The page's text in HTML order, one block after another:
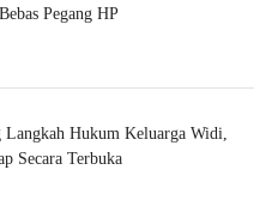
Pegang HP
Hukum Keluarga Widi,
Secara Terbuka